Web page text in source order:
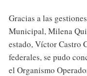
Gracias a las
Municipal, Milena
estado, Víctor Castro
federales, se pudo
el Organismo